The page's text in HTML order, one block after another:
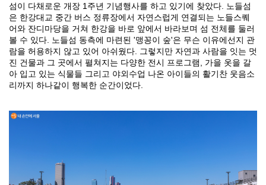
섬이 다채로운 개장 1주년 기념행사를 하고 있기에 찾았다. 노들섬
은 한강대교 중간 버스 정류장에서 자연스럽게 연결되는 노들스퀘
어와 잔디마당을 거쳐 한강을 바로 앞에서 바라보며 섬 전체를 둘러
볼 수 있다. 노들섬 동측에 마련된 '맹꽁이 숲'은 무슨 이유에선지 관
람을 허용하지 않고 있어 아쉬웠다. 그렇지만 자연과 사람을 잇는 멋
진 건물과 그 곳에서 펼쳐지는 다양한 전시 프로그램, 가을 옷을 갈
아 입고 있는 식물들 그리고 야외수업 나온 아이들의 활기찬 웃음소
리까지 하나같이 행복한 순간이었다.